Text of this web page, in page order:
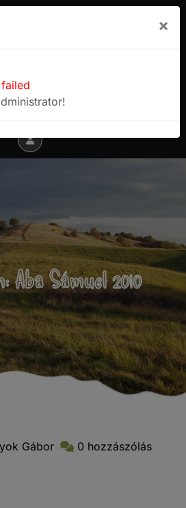
túrablogja
Menu
Aba Sámuel 2010
Gábor
0 hozzászólás
×